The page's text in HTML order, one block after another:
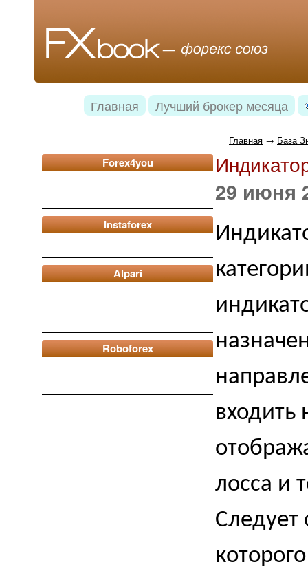
Главная Лучший брокер месяца
Forex4you
Instaforex
Alpari
Roboforex
Главная → База
29 июня
лосса и
Следует